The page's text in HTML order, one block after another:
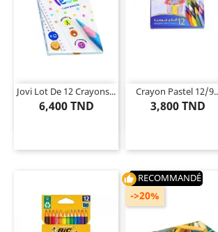
Jovi Lot De 12 Crayons...
6,400 TND
Crayon Pastel 12/
3,800 TND
thumb_up RECOMMANDÉ
->20%